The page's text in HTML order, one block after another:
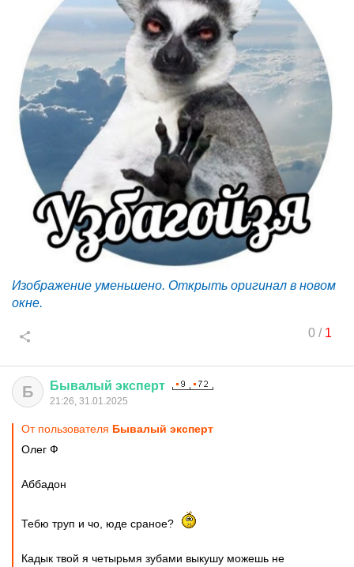
Изображение уменьшено. Открыть оригинал в новом
окне.
0/ 1
Б Бывалый эксперт
21:26, 31.01.2025
От пользователя Бывалый эксперт
Олег Ф
Аббадон
Тебю труп и чо, юде сраное?
Кадык твой я четырьмя зубами выкушу можешь не